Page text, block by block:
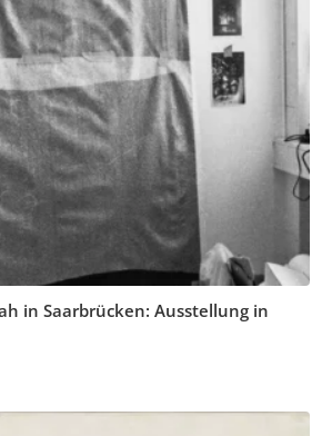
in Saarbrücken: Ausstellung in